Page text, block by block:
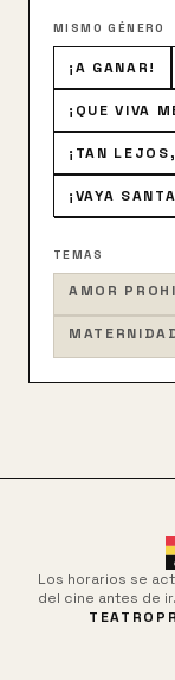
MISMO GÉNERO
¡A GANAR!
¡QUE VIVA
¡TAN
¡VAYA
TEMAS
AMOR
Los horarios se
del cine antes de ir.
TEATRO